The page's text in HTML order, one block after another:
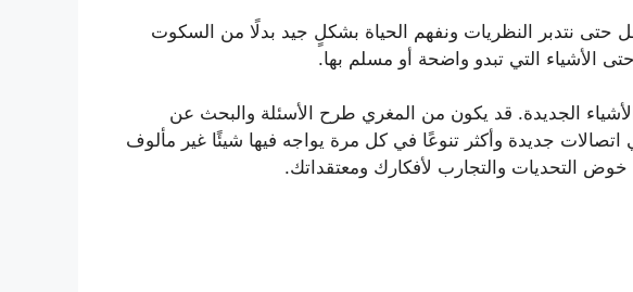
حتى نتدبر النظريات ونفهم الحياة بشكلٍ جيد بدلًا من السكوت
الأشياء التي تبدو واضحة أو مسلم بها.
الجديدة. قد يكون من المغري طرح الأسئلة والبحث عن
اتصالات جديدة وأكثر تنوعًا في كل مرة يواجه فيها شيئًا غير مألوف
التحديات والتجارب لأفكارك ومعتقداتك.